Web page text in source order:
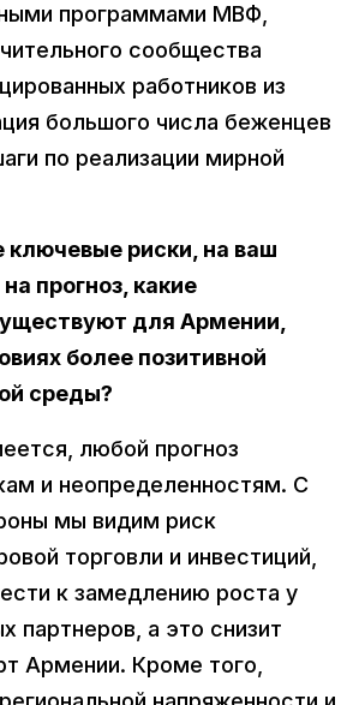
программами МВФ,
сообщества
работников из
большого числа беженцев
по реализации мирной
риски, на ваш
прогноз, какие
для Армении,
более позитивной
среды?
любой прогноз
и неопределенностям. С
мы видим риск
торговли и инвестиций,
к замедлению роста у
партнеров, а это снизит
Армении. Кроме того,